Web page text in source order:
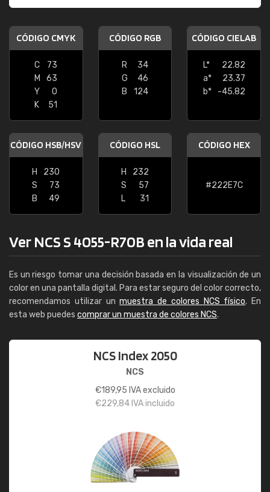
CÓDIGO CMYK
C
73
M
63
Y
0
K
51
CÓDIGO RGB
R
34
G
46
B
124
CÓDIGO CIELAB
L*
22.82
a*
23.37
b*
-45.82
CÓDIGO HSB/HSV
H
230
S
73
B
49
CÓDIGO HSL
H
232
S
57
L
31
CÓDIGO HEX
#222E7C
Ver NCS S 4055-R70B en la vida real
Es un riesgo tomar una decisión basada en la visualización de un
color en una pantalla digital. Para estar seguro del color correcto,
recomendamos utilizar unmuestra de colores NCS físico. En
esta web puedes comprar un muestra de colores NCS.
NCS Index 2050
NCS
€189,95 IVA excluido
€229,84 IVA incluido